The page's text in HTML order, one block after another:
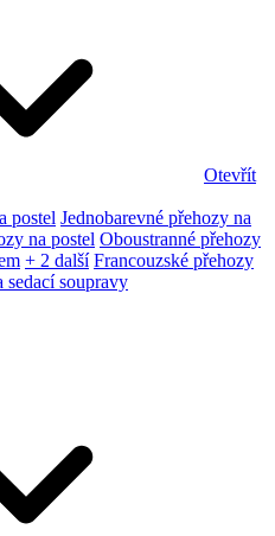
Otevřít
postel Jednobarevné přehozy na
na postel Oboustranné přehozy
+ 2 další Francouzské přehozy
sedací soupravy